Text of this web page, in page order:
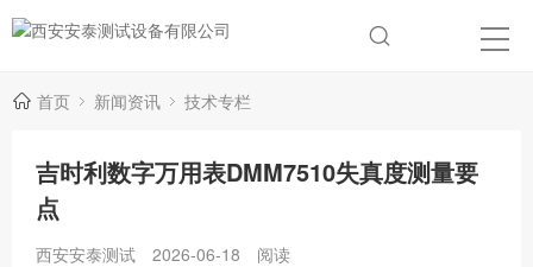
首页 新闻资讯 技术专栏
吉时利数字万用表DMM7510失真度测量要
点
西安安泰测试 2026-06-18 阅读